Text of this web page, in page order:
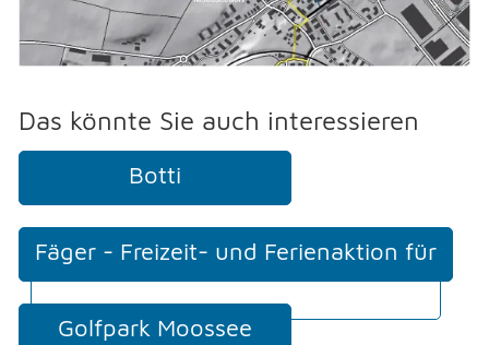
Das könnte Sie auch interessieren
Botti
Fäger - Freizeit- und Ferienaktion für
Kinder & Jugendliche
Golfpark Moossee